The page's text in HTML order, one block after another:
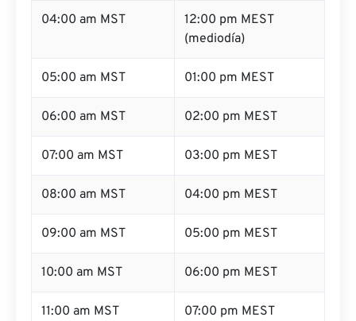
04:00 am MST
12:00 pm MEST
(mediodía)
05:00 am MST 01:00 pm MEST
06:00 am MST 02:00 pm MEST
07:00 am MST 03:00 pm MEST
08:00 am MST 04:00 pm MEST
09:00 am MST 05:00 pm MEST
10:00 am MST 06:00 pm MEST
11:00 am MST 07:00 pm MEST